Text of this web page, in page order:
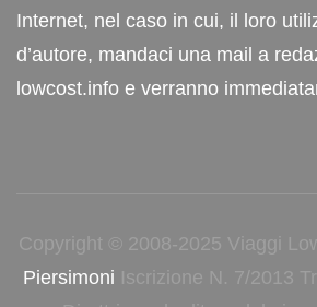
Internet, nel caso in cui, il loro
d’autore, mandaci una mail a
lowcost.info e verranno
Copyright © 2008-2025 Viaggi
Piersimoni Iscrizione N. 7/2013